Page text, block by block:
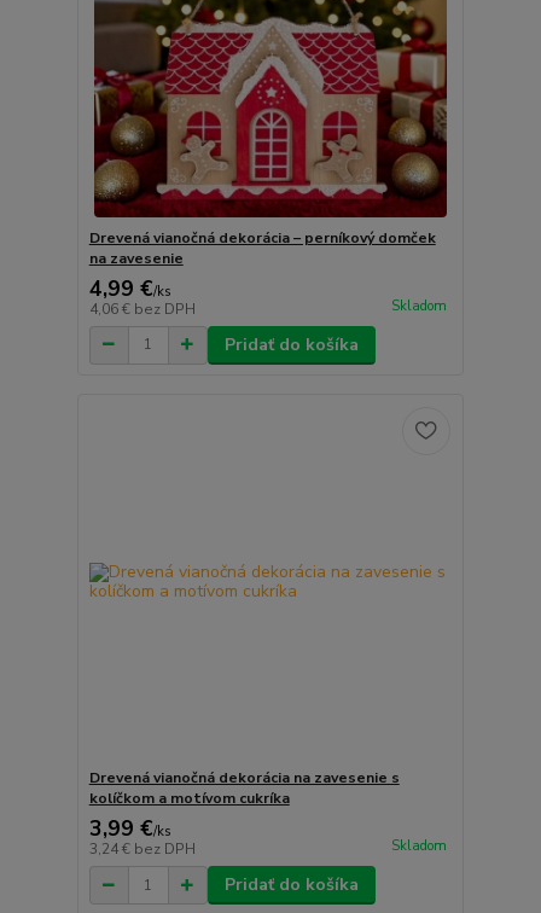
Drevená vianočná dekorácia – perníkový domček
na zavesenie
4,99 €/ks
4,06 € bez DPH Skladom
Pridať do košíka
Drevená vianočná dekorácia na zavesenie s
kolíčkom a motívom cukríka
3,99 €/ks
3,24 € bez DPH Skladom
Pridať do košíka